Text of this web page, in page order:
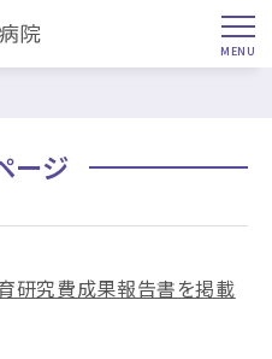
ージ
研究費成果報告書を掲載